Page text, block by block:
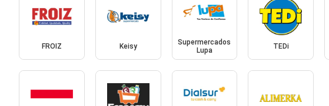
FROIZ Keisy
Supermercados
Lupa
TEDi